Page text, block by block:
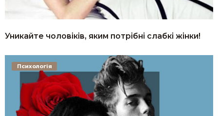
Уникайте чоловіків, яким потрібні слабкі жінки!
Психологія